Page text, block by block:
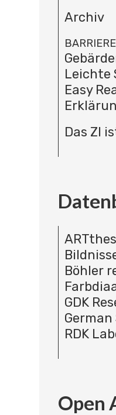
Archiv
Leichte
Easy
Das ZI
Böhler
GDK
German
RDK
Open